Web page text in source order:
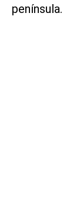
península.